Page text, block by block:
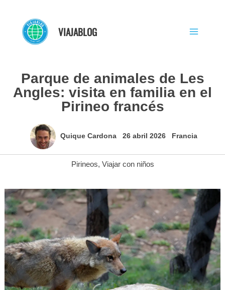
contenido
VIAJABLOG
Parque de animales de Les
Angles: visita en familia en el
Pirineo francés
Quique Cardona 26 abril 2026 Francia
Pirineos, Viajar con niños